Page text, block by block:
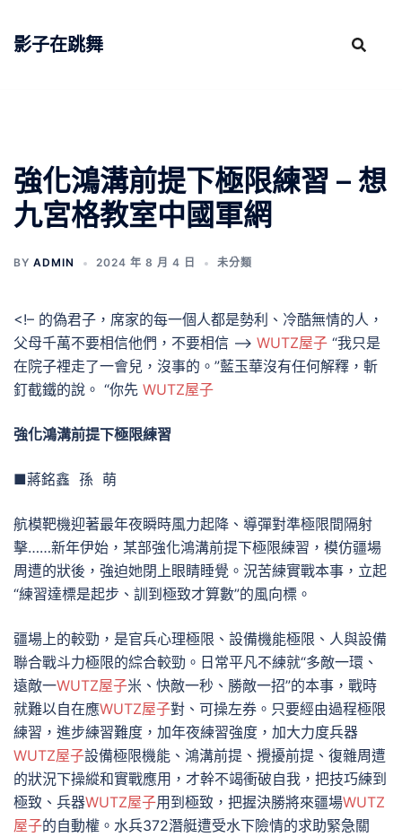
影子在跳舞
強化鴻溝前提下極限練習 – 想
九宮格教室中國軍網
BY ADMIN 2024 年 8 月 4 日 未分類
<!– 的偽君子，席家的每一個人都是勢利、冷酷無情的人，
父母千萬不要相信他們，不要相信 –> WUTZ屋子 “我只是
在院子裡走了一會兒，沒事的。”藍玉華沒有任何解釋，斬
釘截鐵的說。 “你先 WUTZ屋子
強化鴻溝前提下極限練習
■蔣銘鑫 孫 萌
航模靶機迎著最年夜瞬時風力起降、導彈對準極限間隔射
擊……新年伊始，某部強化鴻溝前提下極限練習，模仿疆場
周遭的狀後，強迫她閉上眼睛睡覺。況苦練實戰本事，立起
“練習達標是起步、訓到極致才算數”的風向標。
疆場上的較勁，是官兵心理極限、設備機能極限、人與設備
聯合戰斗力極限的綜合較勁。日常平凡不練就“多敵一環、
遠敵一WUTZ屋子米、快敵一秒、勝敵一招”的本事，戰時
就難以自在應WUTZ屋子對、可操左券。只要經由過程極限
練習，進步練習難度，加年夜練習強度，加大力度兵器
WUTZ屋子設備極限機能、鴻溝前提、攪擾前提、復雜周遭
的狀況下操縱和實戰應用，才幹不竭衝破自我，把技巧練到
極致、兵器WUTZ屋子用到極致，把握決勝將來疆場WUTZ
屋子的自動權。水兵372潛艇遭受水下險情的求助緊急關